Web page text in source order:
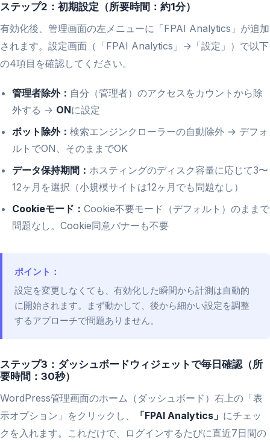
ステップ2：初期設定（所要時間：約1分）
有効化後、管理画面の左メニューに「FPAI Analytics」が追加
されます。設定画面（「FPAI Analytics」→「設定」）で以下
の4項目を確認してください。
管理者除外： 自分（管理者）のアクセスをカウントから除
外する → ONに設定
ボット除外： 検索エンジンクローラーの自動除外 → デフォ
ルトでON、そのままでOK
データ保持期間： ホスティングのディスク容量に応じて3〜
12ヶ月を選択（小規模サイトは12ヶ月でも問題なし）
Cookieモード： Cookie不要モード（デフォルト）のままで
問題なし。Cookie同意バナーも不要
ポイント：
設定を変更しなくても、有効化した瞬間から計測は自動的
に開始されます。まず動かして、後から細かい設定を調整
するアプローチで問題ありません。
ステップ3：ダッシュボードウィジェットで毎日確認（所
要時間：30秒）
WordPress管理画面のホーム（ダッシュボード）右上の「表
示オプション」をクリックし、
「FPAI Analytics」 にチェッ
クを入れます。これだけで、ログインするたびに直近7日間の